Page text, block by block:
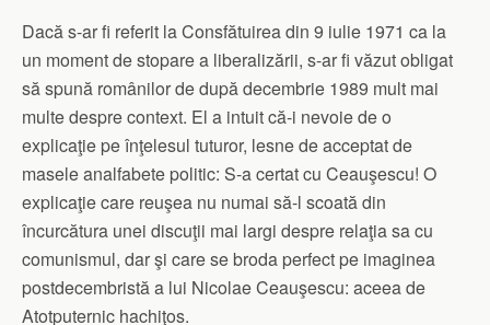
Dacă s-ar fi referit la Consfătuirea din 9 iulie 1971 ca la
un moment de stopare a liberalizării, s-ar fi văzut obligat
să spună românilor de după decembrie 1989 mult mai
multe despre context. El a intuit că-i nevoie de o
explicaţie pe înţelesul tuturor, lesne de acceptat de
masele analfabete politic: S-a certat cu Ceauşescu! O
explicaţie care reuşea nu numai să-l scoată din
încurcătura unei discuţii mai largi despre relaţia sa cu
comunismul, dar şi care se broda perfect pe imaginea
postdecembristă a lui Nicolae Ceauşescu: aceea de
Atotputernic hachiţos.